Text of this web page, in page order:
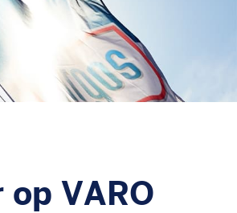
VARO